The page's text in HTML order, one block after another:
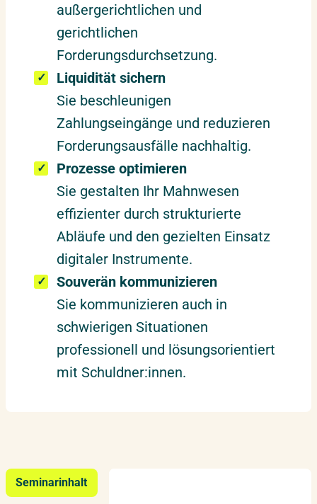
außergerichtlichen und
gerichtlichen
Forderungsdurchsetzung.
Liquidität sichern
Sie beschleunigen
Zahlungseingänge und reduzieren
Forderungsausfälle nachhaltig.
Prozesse optimieren
Sie gestalten Ihr Mahnwesen
effizienter durch strukturierte
Abläufe und den gezielten Einsatz
digitaler Instrumente.
Souverän kommunizieren
Sie kommunizieren auch in
schwierigen Situationen
professionell und lösungsorientiert
mit Schuldner:innen.
Seminarinhalt